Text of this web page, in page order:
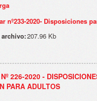
nº233-2020- Disposiciones
archivo:207.96 Kb
226-2020 -
PARA ADULTOS